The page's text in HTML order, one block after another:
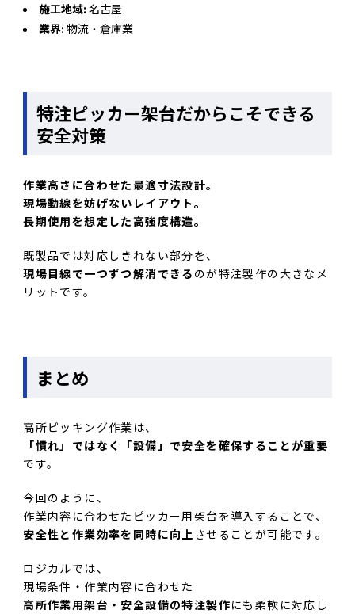
施工地域: 名古屋
業界: 物流・倉庫業
特注ピッカー架台だからこそできる
安全対策
作業高さに合わせた最適寸法設計。
現場動線を妨げないレイアウト。
長期使用を想定した高強度構造。
既製品では対応しきれない部分を、
現場目線で一つずつ解消できる のが特注製作の大きなメ
リットです。
まとめ
高所ピッキング作業は、
「慣れ」ではなく「設備」で安全を確保することが重要
です。
今回のように、
作業内容に合わせたピッカー用架台を導入することで、
安全性と作業効率を同時に向上 させることが可能です。
ロジカルでは、
現場条件・作業内容に合わせた
高所作業用架台・安全設備の特注製作にも柔軟に対応し